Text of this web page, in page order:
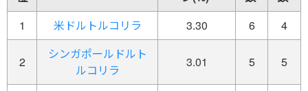
1
米ドルトルコリラ 3.30 6 4
2
シンガポールドルト
ルコリラ
3.01 5 5